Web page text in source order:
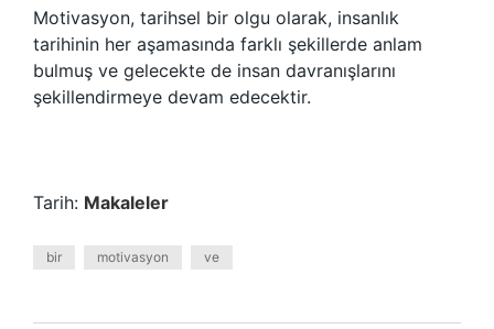
Motivasyon, tarihsel bir olgu olarak, insanlık
tarihinin her aşamasında farklı şekillerde anlam
bulmuş ve gelecekte de insan davranışlarını
şekillendirmeye devam edecektir.
Tarih: Makaleler
bir motivasyon ve